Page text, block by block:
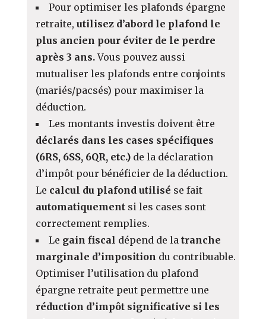
Pour optimiser les plafonds épargne
retraite,utilisez d’abord le plafond le
plus ancien pour éviter de le perdre
après 3 ans.Vous pouvez aussi
mutualiser les plafonds entre conjoints
(mariés/pacsés) pour maximiser la
déduction.
Les montants investis doivent être
déclarés dans les cases spécifiques
(6RS, 6SS, 6QR, etc.) de la déclaration
d’impôt pour bénéficier de la déduction.
Le calcul du plafond utilisé se fait
automatiquement si les cases sont
correctement remplies.
Le gain fiscal dépend de latranche
marginale d’imposition du contribuable.
Optimiser l’utilisation du plafond
épargne retraite peut permettre une
réduction d’impôt significative si les